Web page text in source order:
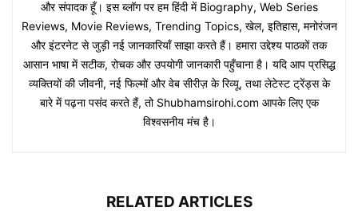
और संपादक हूँ। इस ब्लॉग पर हम हिंदी में Biography, Web Series
Reviews, Movie Reviews, Trending Topics, खेल, इतिहास, मनोरंजन
और इंटरनेट से जुड़ी नई जानकारियाँ साझा करते हैं। हमारा उद्देश्य पाठकों तक
आसान भाषा में सटीक, रोचक और उपयोगी जानकारी पहुँचाना है। यदि आप प्रसिद्ध
व्यक्तियों की जीवनी, नई फिल्मों और वेब सीरीज़ के रिव्यू, तथा लेटेस्ट ट्रेंड्स के
बारे में पढ़ना पसंद करते हैं, तो Shubhamsirohi.com आपके लिए एक
विश्वसनीय मंच है।
RELATED ARTICLES